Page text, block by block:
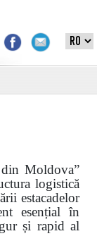
din Moldova”
logistică
estacadelor
esențial în
și rapid al